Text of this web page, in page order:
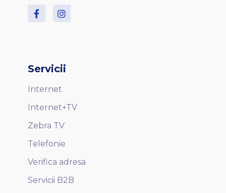
Servicii
Internet
Internet+TV
Zebra TV
Telefonie
Verifica adresa
Servicii B2B